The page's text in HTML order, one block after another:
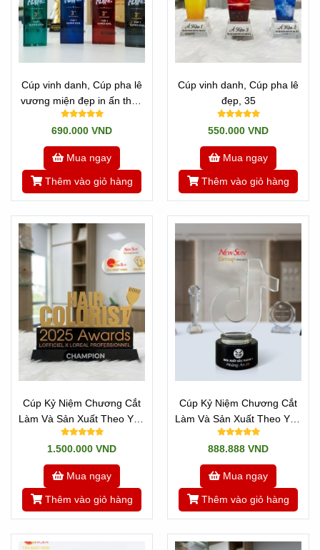
Cúp vinh danh, Cúp pha lê
vương miện đẹp in ấn theo
yêu cầu -30
690.000 VND
Mua ngay
Thêm vào giỏ hàng
Cúp vinh danh, Cúp pha lê
đẹp, 35
550.000 VND
Mua ngay
Thêm vào giỏ hàng
Cúp Kỷ Niệm Chương Cắt
Làm Và Sản Xuất Theo Yêu
Cầu - Mọi Chữ Cái
1.500.000 VND
Mua ngay
Thêm vào giỏ hàng
Cúp Kỷ Niệm Chương Cắt
Làm Và Sản Xuất Theo Yêu
Cầu Mọi Logo - Mẫu TikTok
888.888 VND
Mua ngay
Thêm vào giỏ hàng